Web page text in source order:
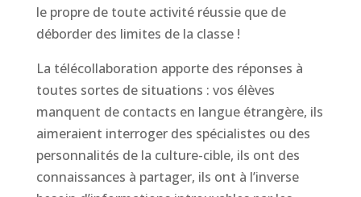
le propre de toute activité réussie que de
déborder des limites de la classe !
La télécollaboration apporte des réponses à
toutes sortes de situations : vos élèves
manquent de contacts en langue étrangère, ils
aimeraient interroger des spécialistes ou des
personnalités de la culture-cible, ils ont des
connaissances à partager, ils ont à l’inverse